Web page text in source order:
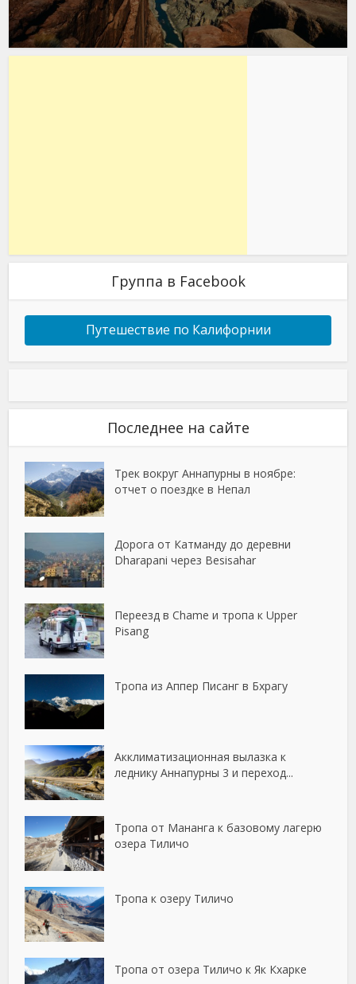
Группа в Facebook
Путешествие по Калифорнии
Последнее на сайте
Трек вокруг Аннапурны в ноябре:
отчет о поездке в Непал
Дорога от Катманду до деревни
Dharapani через Besisahar
Переезд в Chame и тропа к Upper
Pisang
Тропа из Аппер Писанг в Бхрагу
Акклиматизационная вылазка к
леднику Аннапурны 3 и переход...
Тропа от Мананга к базовому лагерю
озера Тиличо
Тропа к озеру Тиличо
Тропа от озера Тиличо к Як Кхарке